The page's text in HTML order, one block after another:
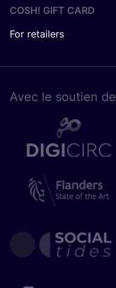
COSH! GIFT CARD
For retailers
Avec le sou­tien de